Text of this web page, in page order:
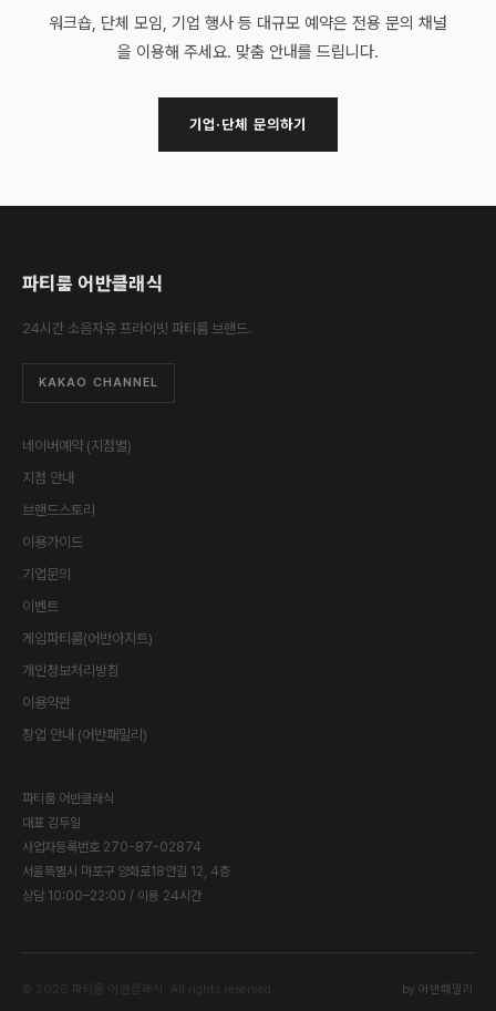
워크숍, 단체 모임, 기업 행사 등 대규모 예약은 전용 문의 채널
을 이용해 주세요. 맞춤 안내를 드립니다.
기업·단체 문의하기
파티룸 어반클래식
24시간 소음자유 프라이빗 파티룸 브랜드.
KAKAO CHANNEL
네이버예약 (지점별)
지점 안내
브랜드스토리
이용가이드
기업문의
이벤트
게임파티룸(어반아지트)
개인정보처리방침
이용약관
창업 안내 (어반패밀리)
파티룸 어반클래식
대표 김두일
사업자등록번호 270-87-02874
서울특별시 마포구 양화로18안길 12, 4층
상담 10:00–22:00 / 이용 24시간
파티룸 어반클래식 . All rights reserved. by 어반패밀리